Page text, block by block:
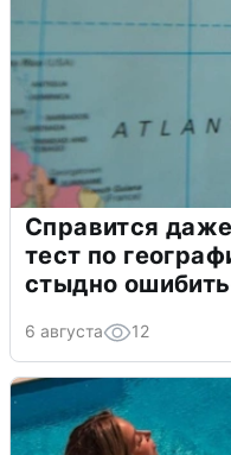
Справится
тест по
стыдно
6 августа 12